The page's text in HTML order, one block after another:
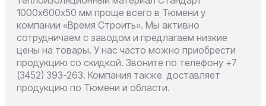
1000х600х50 мм проще всего в Тюмени у
компании «Время Строить». Мы активно
сотрудничаем с заводом и предлагаем низкие
цены на товары. У нас часто можно приобрести
продукцию со скидкой. Звоните по телефону +7
(3452) 393-263. Компания также доставляет
продукцию по Тюмени и области.